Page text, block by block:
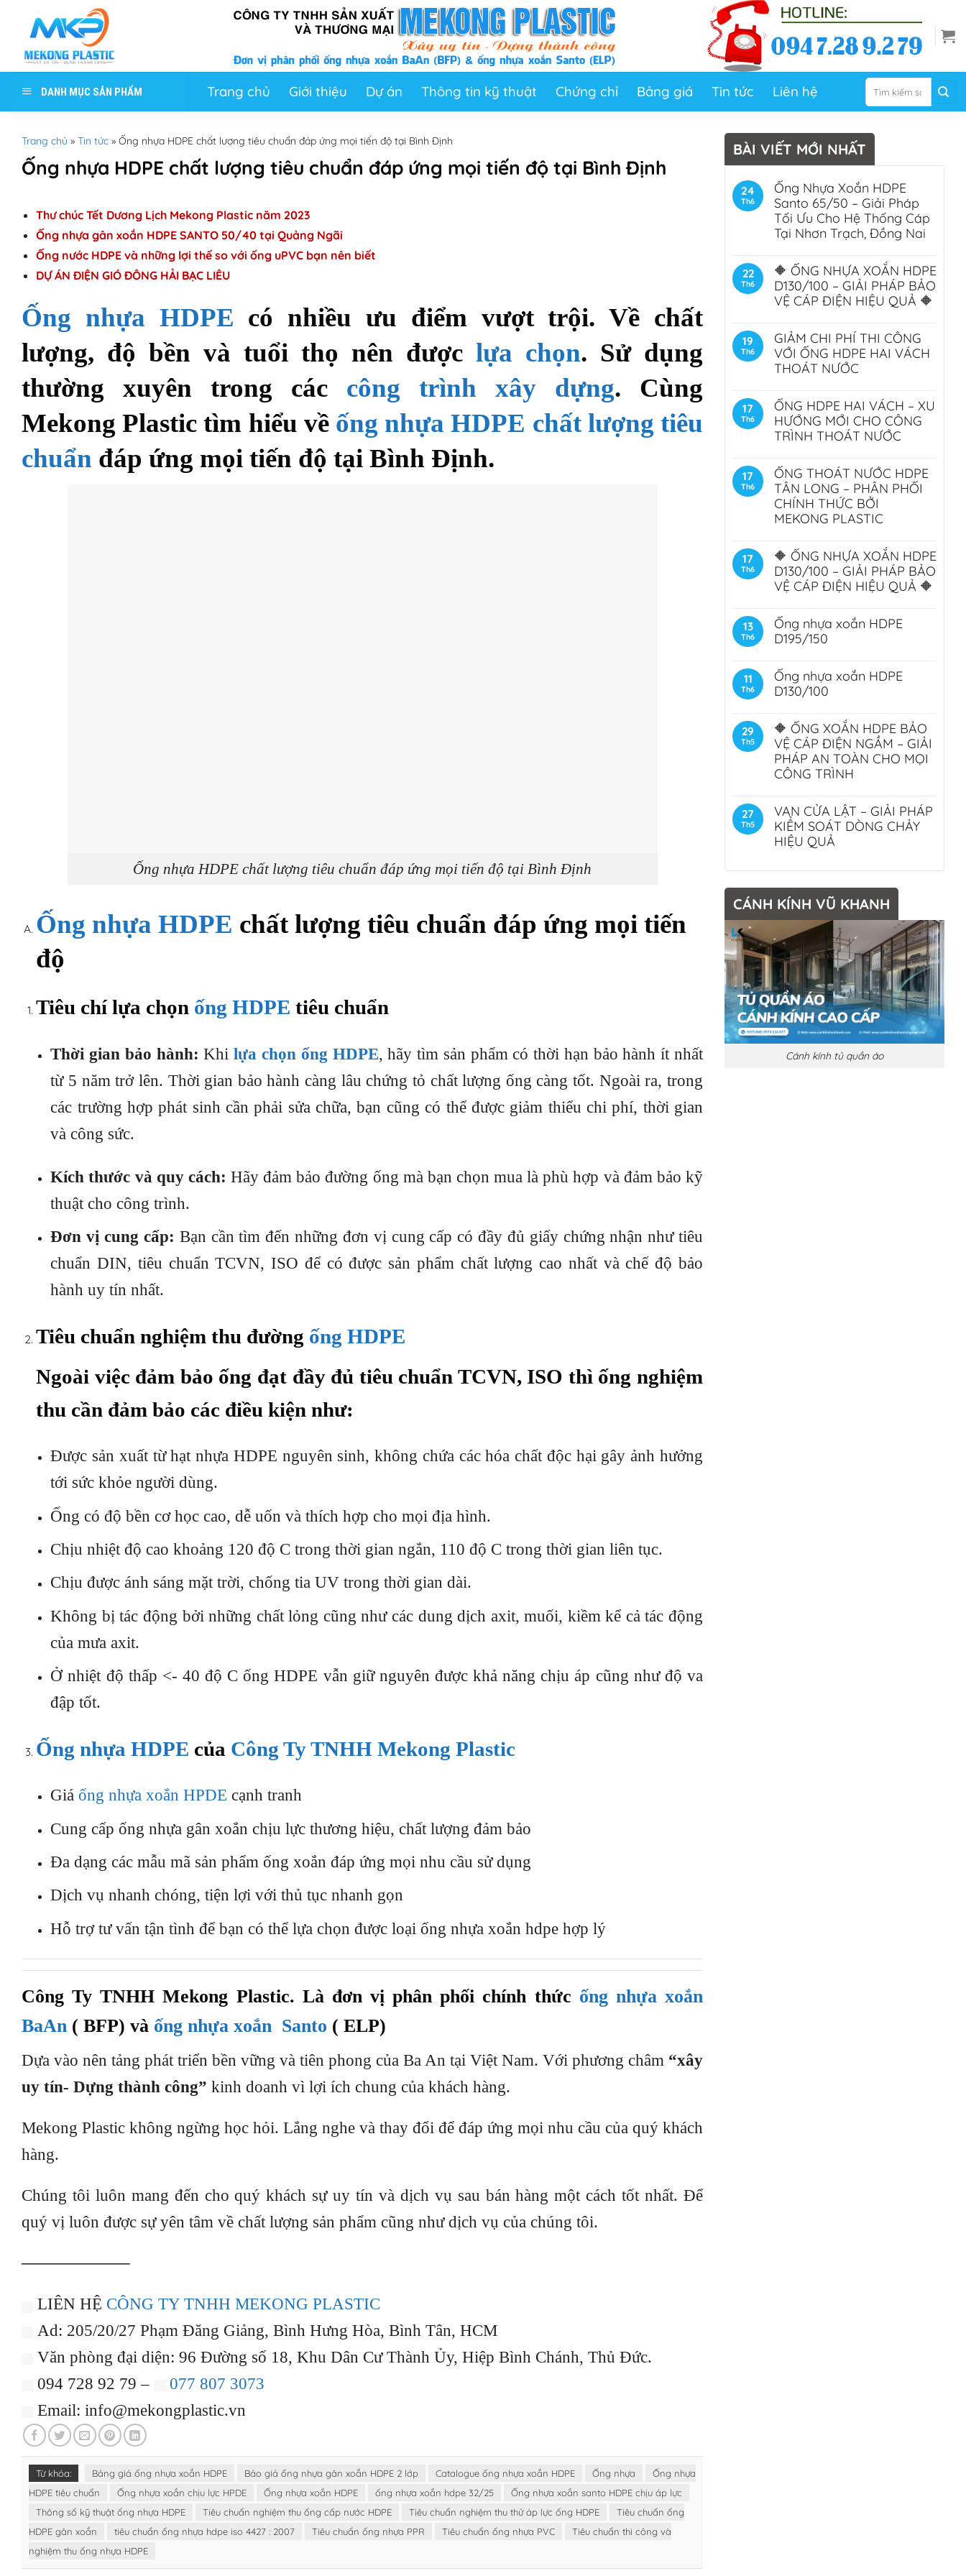
content
DANH MỤC SẢN PHẨM Trang chủ Giới thiệu Dự án Thông tin kỹ thuật Chứng chỉ Bảng giá Tin tức Liên hệ
Tìm
kiếm:
Trang chủ » Tin tức » Ống nhựa HDPE chất lượng tiêu chuẩn đáp ứng mọi tiến độ tại Bình Định
Ống nhựa HDPE chất lượng tiêu chuẩn đáp ứng mọi tiến độ tại Bình Định
Thư chúc Tết Dương Lịch Mekong Plastic năm 2023
Ống nhựa gân xoắn HDPE SANTO 50/40 tại Quảng Ngãi
Ống nước HDPE và những lợi thế so với ống uPVC bạn nên biết
DỰ ÁN ĐIỆN GIÓ ĐÔNG HẢI BẠC LIÊU
Ống nhựa HDPE có nhiều ưu điểm vượt trội. Về chất
lượng, độ bền và tuổi thọ nên được lựa chọn. Sử dụng
thường xuyên trong các công trình xây dựng. Cùng
Mekong Plastic tìm hiểu về ống nhựa HDPE chất lượng tiêu
chuẩn đáp ứng mọi tiến độ tại Bình Định.
Ống nhựa HDPE chất lượng tiêu chuẩn đáp ứng mọi tiến độ tại Bình Định
Ống nhựa HDPE chất lượng tiêu chuẩn đáp ứng mọi tiến
độ
Tiêu chí lựa chọn ống HDPE tiêu chuẩn
Thời gian bảo hành: Khilựa chọn ống HDPE, hãy tìm sản phẩm có thời hạn bảo hành ít nhất
từ 5 năm trở lên. Thời gian bảo hành càng lâu chứng tỏ chất lượng ống càng tốt. Ngoài ra, trong
các trường hợp phát sinh cần phải sửa chữa, bạn cũng có thể được giảm thiểu chi phí, thời gian
và công sức.
Kích thước và quy cách:Hãy đảm bảo đường ống mà bạn chọn mua là phù hợp và đảm bảo kỹ
thuật cho công trình.
Đơn vị cung cấp: Bạn cần tìm đến những đơn vị cung cấp có đầy đủ giấy chứng nhận như tiêu
chuẩn DIN, tiêu chuẩn TCVN, ISO để có được sản phẩm chất lượng cao nhất và chế độ bảo
hành uy tín nhất.
Tiêu chuẩn nghiệm thu đường ống HDPE
Ngoài việc đảm bảo ống đạt đầy đủ tiêu chuẩn TCVN, ISO thì ống nghiệm
thu cần đảm bảo các điều kiện như:
Được sản xuất từ hạt nhựa HDPE nguyên sinh, không chứa các hóa chất độc hại gây ảnh hưởng
tới sức khỏe người dùng.
Ống có độ bền cơ học cao, dễ uốn và thích hợp cho mọi địa hình.
Chịu nhiệt độ cao khoảng 120 độ C trong thời gian ngắn, 110 độ C trong thời gian liên tục.
Chịu được ánh sáng mặt trời, chống tia UV trong thời gian dài.
Không bị tác động bởi những chất lỏng cũng như các dung dịch axit, muối, kiềm kể cả tác động
của mưa axit.
Ở nhiệt độ thấp <- 40 độ C ống HDPE vẫn giữ nguyên được khả năng chịu áp cũng như độ va
đập tốt.
Ống nhựa HDPE của Công Ty TNHH Mekong Plastic
Giáống nhựa xoắn HPDE cạnh tranh
Cung cấp ống nhựa gân xoắn chịu lực thương hiệu, chất lượng đảm bảo
Đa dạng các mẫu mã sản phẩm ống xoắn đáp ứng mọi nhu cầu sử dụng
Dịch vụ nhanh chóng, tiện lợi với thủ tục nhanh gọn
Hỗ trợ tư vấn tận tình để bạn có thể lựa chọn được loại ống nhựa xoắn hdpe hợp lý
Công Ty TNHH Mekong Plastic. Là đơn vị phân phối chính thức ống nhựa xoắn
BaAn ( BFP) và ống nhựa xoắn Santo ( ELP)
Dựa vào nên tảng phát triển bền vững và tiên phong của Ba An tại Việt Nam. Với phương châm “xây
uy tín- Dựng thành công” kinh doanh vì lợi ích chung của khách hàng.
Mekong Plastic không ngừng học hỏi. Lắng nghe và thay đổi để đáp ứng mọi nhu cầu của quý khách
hàng.
Chúng tôi luôn mang đến cho quý khách sự uy tín và dịch vụ sau bán hàng một cách tốt nhất. Để
quý vị luôn được sự yên tâm về chất lượng sản phẩm cũng như dịch vụ của chúng tôi.
——————–
LIÊN HỆ CÔNG TY TNHH MEKONG PLASTIC
Ad: 205/20/27 Phạm Đăng Giảng, Bình Hưng Hòa, Bình Tân, HCM
Văn phòng đại diện: 96 Đường số 18, Khu Dân Cư Thành Ủy, Hiệp Bình Chánh, Thủ Đức.
094 728 92 79 –
077 807 3073
Email: info@mekongplastic.vn
Từ khóa: Bảng giá ống nhựa xoắn HDPE Báo giá ống nhựa gân xoắn HDPE 2 lớp Catalogue ống nhựa xoắn HDPE Ống nhựa
Ống nhựa
HDPE tiêu chuẩn
Ống nhựa xoắn chịu lực HPDE Ống nhựa xoắn HDPE ống nhựa xoắn hdpe 32/25
Ống nhựa xoắn santo HDPE chịu áp lực
Thông số kỹ thuật ống nhựa HDPE
Tiêu chuẩn nghiệm thu ống cấp nước HDPE Tiêu chuẩn nghiệm thu thử áp lực ống HDPE
Tiêu chuẩn ống
HDPE gân xoắn
tiêu chuẩn ống nhựa hdpe iso 4427 : 2007 Tiêu chuẩn ống nhựa PPR Tiêu chuẩn ống nhựa PVC
Tiêu chuẩn thi công và
nghiệm thu ống nhựa HDPE
BÀI VIẾT MỚI NHẤT
24
Th6
Ống Nhựa Xoắn HDPE
Santo 65/50 – Giải Pháp
Tối Ưu Cho Hệ Thống Cáp
Tại Nhơn Trạch, Đồng Nai
22
Th6
🔶 ỐNG NHỰA XOẮN HDPE
D130/100 – GIẢI PHÁP BẢO
VỆ CÁP ĐIỆN HIỆU QUẢ 🔶
19
Th6
GIẢM CHI PHÍ THI CÔNG
VỚI ỐNG HDPE HAI VÁCH
THOÁT NƯỚC
17
Th6
ỐNG HDPE HAI VÁCH – XU
HƯỚNG MỚI CHO CÔNG
TRÌNH THOÁT NƯỚC
17
Th6
ỐNG THOÁT NƯỚC HDPE
TÂN LONG – PHÂN PHỐI
CHÍNH THỨC BỞI
MEKONG PLASTIC
17
Th6
🔶 ỐNG NHỰA XOẮN HDPE
D130/100 – GIẢI PHÁP BẢO
VỆ CÁP ĐIỆN HIỆU QUẢ 🔶
13
Th6
Ống nhựa xoắn HDPE
D195/150
11
Th6
Ống nhựa xoắn HDPE
D130/100
29
Th5
🔶 ỐNG XOẮN HDPE BẢO
VỆ CÁP ĐIỆN NGẦM – GIẢI
PHÁP AN TOÀN CHO MỌI
CÔNG TRÌNH
27
Th5
VAN CỬA LẬT – GIẢI PHÁP
KIỂM SOÁT DÒNG CHẢY
HIỆU QUẢ
CÁNH KÍNH VŨ KHANH
Cánh kính tủ quần áo